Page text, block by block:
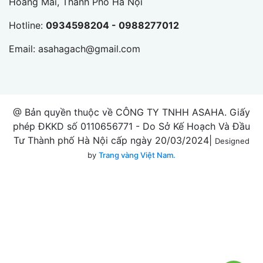
Hotline: 0934598204 - 0988277012
Email: asahagach@gmail.com
@ Bản quyền thuộc về CÔNG TY TNHH ASAHA. Giấy
phép ĐKKD số 0110656771 - Do Sở Kế Hoạch Và Đầu
Tư Thành phố Hà Nội cấp ngày 20/03/2024|
Designed
by Trang vàng Việt Nam.